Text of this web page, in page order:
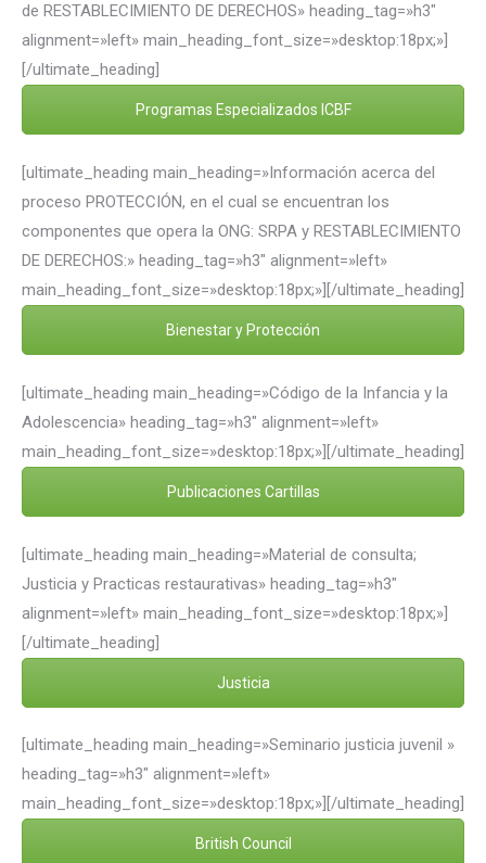
de RESTABLECIMIENTO DE DERECHOS» heading_tag=»h3″
alignment=»left» main_heading_font_size=»desktop:18px;»]
[/ultimate_heading]
Programas Especializados ICBF
[ultimate_heading main_heading=»Información acerca del
proceso PROTECCIÓN, en el cual se encuentran los
componentes que opera la ONG: SRPA y RESTABLECIMIENTO
DE DERECHOS:» heading_tag=»h3″ alignment=»left»
main_heading_font_size=»desktop:18px;»][/ultimate_heading]
Bienestar y Protección
[ultimate_heading main_heading=»Código de la Infancia y la
Adolescencia» heading_tag=»h3″ alignment=»left»
main_heading_font_size=»desktop:18px;»][/ultimate_heading]
Publicaciones Cartillas
[ultimate_heading main_heading=»Material de consulta;
Justicia y Practicas restaurativas» heading_tag=»h3″
alignment=»left» main_heading_font_size=»desktop:18px;»]
[/ultimate_heading]
Justicia
[ultimate_heading main_heading=»Seminario justicia juvenil »
heading_tag=»h3″ alignment=»left»
main_heading_font_size=»desktop:18px;»][/ultimate_heading]
British Council